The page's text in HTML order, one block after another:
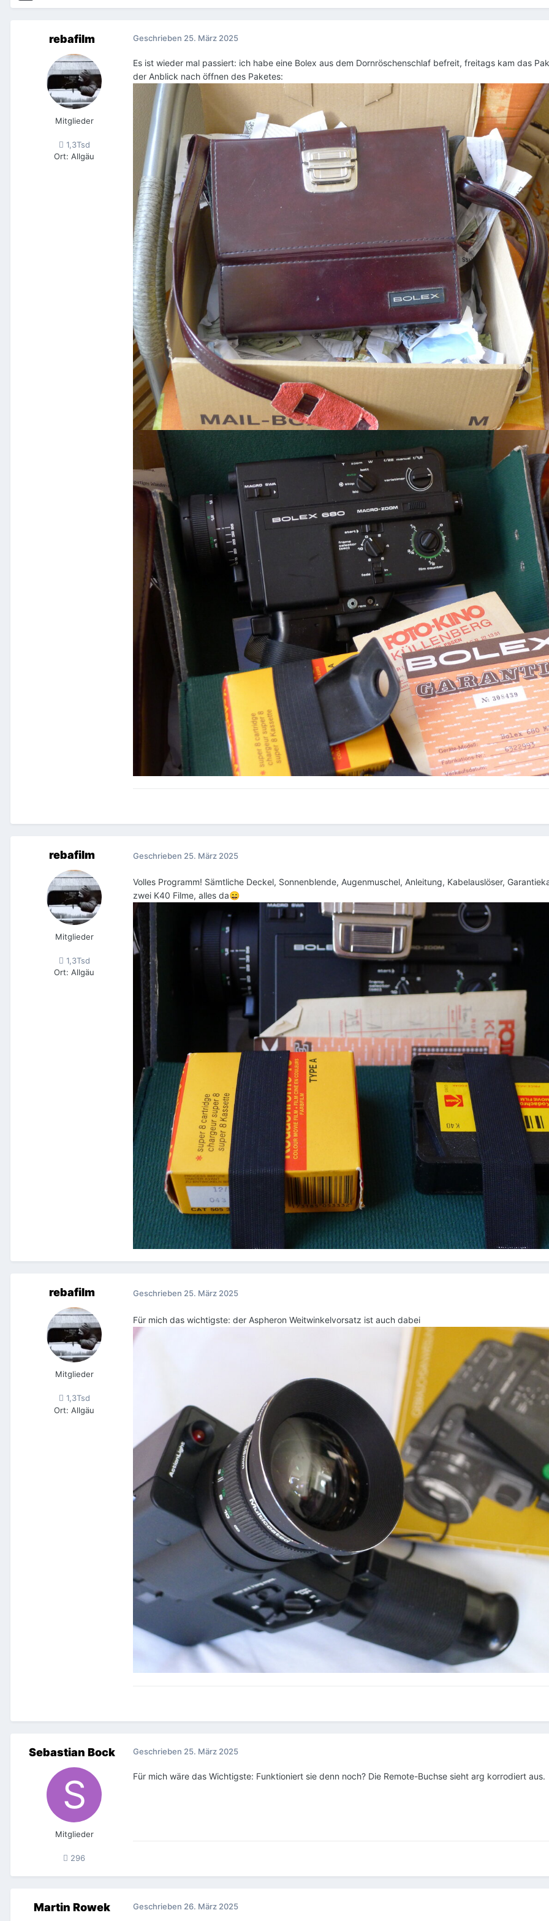
rebafilm
Mitglieder
1,3Tsd
Ort: Allgäu
Geschrieben 25. März 2025
Es ist wieder mal passiert: ich habe eine Bolex aus dem Dornröschenschlaf befreit, freitags kam das
der Anblick nach öffnen des Paketes:
rebafilm
Mitglieder
1,3Tsd
Ort: Allgäu
Geschrieben 25. März 2025
Volles Programm! Sämtliche Deckel, Sonnenblende, Augenmuschel, Anleitung, Kabelauslöser,
zwei K40 Filme, alles da😄
rebafilm
Mitglieder
1,3Tsd
Ort: Allgäu
Geschrieben 25. März 2025
Für mich das wichtigste: der Aspheron Weitwinkelvorsatz ist auch dabei
Sebastian Bock
Mitglieder
296
Geschrieben 25. März 2025
Für mich wäre das Wichtigste: Funktioniert sie denn noch? Die Remote-Buchse sieht arg korrodiert aus.
Martin Rowek Geschrieben 26. März 2025